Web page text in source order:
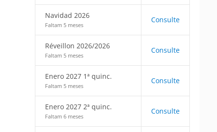
Navidad 2026
Faltam 5 meses
Consulte
Réveillon 2026/2026
Faltam 5 meses
Consulte
Enero 2027 1ª quinc.
Faltam 5 meses
Consulte
Enero 2027 2ª quinc.
Faltam 6 meses
Consulte